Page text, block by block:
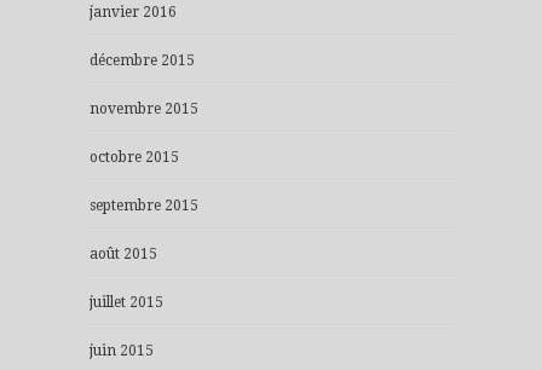
janvier 2016
décembre 2015
novembre 2015
octobre 2015
septembre 2015
août 2015
juillet 2015
juin 2015